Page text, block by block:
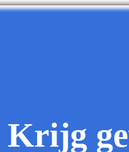
Krijg